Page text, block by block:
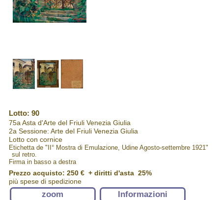
Lotto: 90
75a Asta d'Arte del Friuli Venezia Giulia
2a Sessione: Arte del Friuli Venezia Giulia
Lotto con cornice
Etichetta de "II° Mostra di Emulazione, Udine Agosto-settembre 1921"
sul retro.
Firma in basso a destra
Prezzo acquisto: 250 €+ diritti d'asta 25%
più spese di spedizione
zoom
Informazioni